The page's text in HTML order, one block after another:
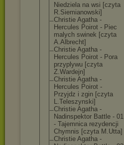
Niedziela na wsi [czyta
R.Siemianowski]
Christie Agatha -
Hercules Poirot - Piec
malych swinek [czyta
A.Albrecht]
Christie Agatha -
Hercules Poirot - Pora
przyplywu [czyta
Z.Wardejn]
Christie Agatha -
Hercules Poirot -
Przyjdz i zgin [czyta
L.Teleszynski]
Christie Agatha -
Nadinspektor Battle - 01
- Tajemnica rezydencji
Chymnis [czyta M.Utta]
Christie Agatha -